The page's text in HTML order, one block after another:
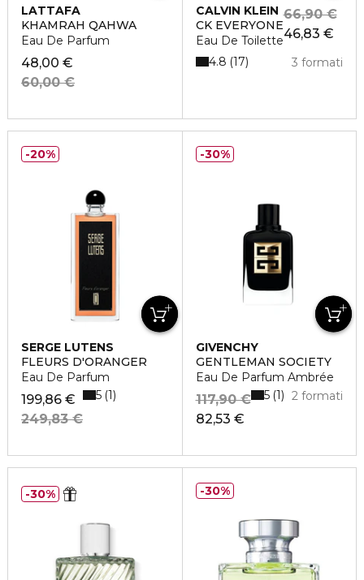
LATTAFA
KHAMRAH QAHWA
Eau De Parfum
48,00 €
60,00 €
CALVIN KLEIN
CK EVERYONE
Eau De Toilette46,83 €
66,90 €
3 formati
4.8 17
SERGE LUTENS
FLEURS D'ORANGER
Eau De Parfum
199,86 €
249,83 €
5 1
20%
GIVENCHY
GENTLEMAN SOCIETY
Eau De Parfum Ambrée
82,53 €
117,90 € 2 formati
5 1
30%
30% 30%